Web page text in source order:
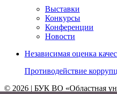
Выставки
Конкурсы
Конференции
Новости
Независимая оценка
Противодействие
© 2026 | БУК ВО «Областная